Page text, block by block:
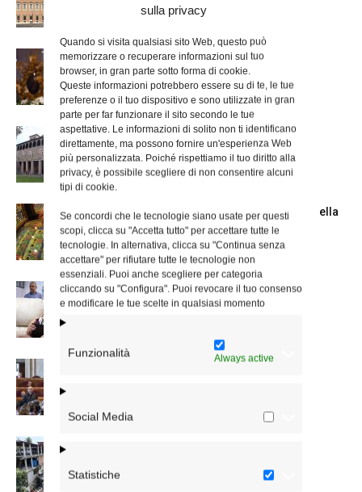
sulla privacy
Quando si visita qualsiasi sito Web, questo può
memorizzare o recuperare informazioni sul tuo
browser, in gran parte sotto forma di cookie.
Queste informazioni potrebbero essere su di te, le tue
preferenze o il tuo dispositivo e sono utilizzate in gran
parte per far funzionare il sito secondo le tue
aspettative. Le informazioni di solito non ti identificano
direttamente, ma possono fornire un'esperienza Web
più personalizzata. Poiché rispettiamo il tuo diritto alla
privacy, è possibile scegliere di non consentire alcuni
tipi di cookie.
Se concordi che le tecnologie siano usate per questi
scopi, clicca su "Accetta tutto" per accettare tutte le
tecnologie. In alternativa, clicca su "Continua senza
accettare" per rifiutare tutte le tecnologie non
essenziali. Puoi anche scegliere per categoria
cliccando su "Configura". Puoi revocare il tuo consenso
e modificare le tue scelte in qualsiasi momento
Funzionalità Always active
Social Media
Statistiche
La Madonna della Neve a Santa Maria
Maggiore
La Giornata mondiale dei nonni e degli
anziani: l’omelia del cardinale...
Azzardo: a Termini il centro d’ascolto della
Caritas
A San Saba la Messa per la Giornata dei
nonni e...
Dichiarazione di Roma, l’intervento del